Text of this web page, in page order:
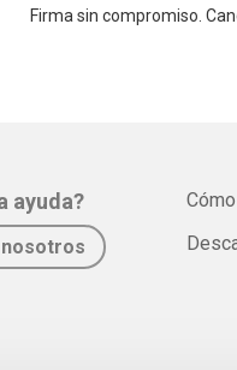
Firma sin compromiso.
ayuda?
nosotros